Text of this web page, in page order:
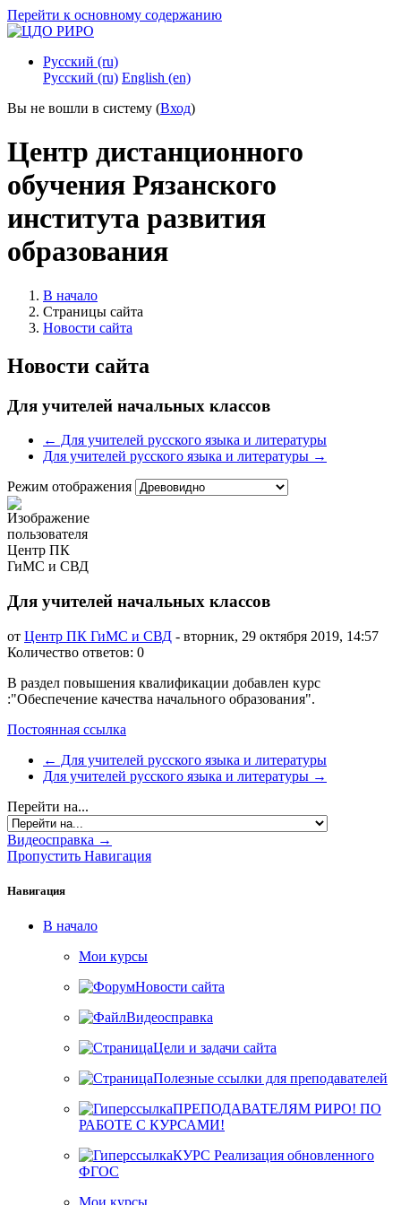
Перейти к основному содержанию
Русский ‎(ru)‎
Русский ‎(ru)‎ English ‎(en)‎
Вы не вошли в систему (Вход)
Центр дистанционного
обучения Рязанского
института развития
образования
В начало
Страницы сайта
Новости сайта
Новости сайта
Для учителей начальных классов
← Для учителей русского языка и литературы
Для учителей русского языка и литературы →
Режим отображения
Для учителей начальных классов
от Центр ПК ГиМС и СВД - вторник, 29 октября 2019, 14:57
Количество ответов: 0
В раздел повышения квалификации добавлен курс
:"Обеспечение качества начального образования".
Постоянная ссылка
← Для учителей русского языка и литературы
Для учителей русского языка и литературы →
Перейти на...
Видеосправка →
Пропустить Навигация
Навигация
В начало
Мои курсы
Новости сайта
Видеосправка
Цели и задачи сайта
Полезные ссылки для преподавателей
ПРЕПОДАВАТЕЛЯМ РИРО! ПО
РАБОТЕ С КУРСАМИ!
КУРС Реализация обновленного
ФГОС